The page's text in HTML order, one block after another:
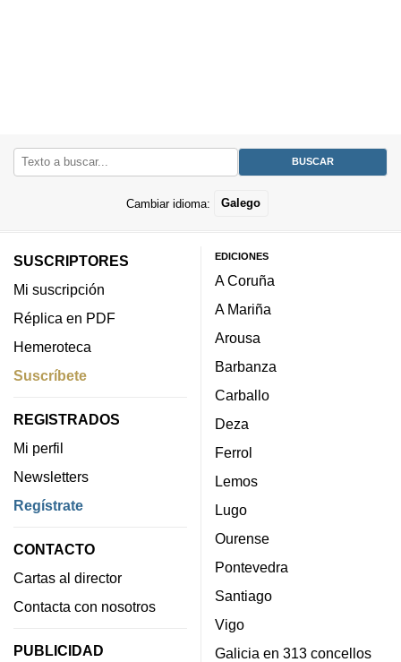
Cambiar idioma: Galego
SUSCRIPTORES
Mi suscripción
Réplica en PDF
Hemeroteca
Suscríbete
REGISTRADOS
Mi perfil
Newsletters
Regístrate
CONTACTO
Cartas al director
Contacta con nosotros
PUBLICIDAD
EDICIONES
A Coruña
A Mariña
Arousa
Barbanza
Carballo
Deza
Ferrol
Lemos
Lugo
Ourense
Pontevedra
Santiago
Vigo
Galicia en 313 concellos